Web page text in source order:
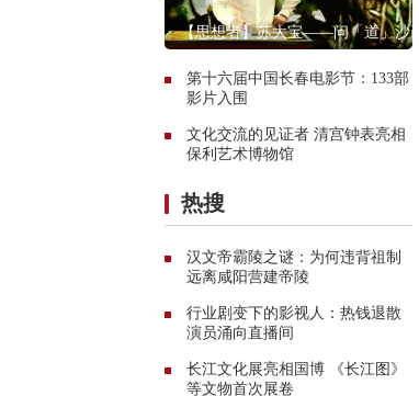
【思想者】苏大宝——问「道」沙画
第十六届中国长春电影节：133部
影片入围
文化交流的见证者 清宫钟表亮相
保利艺术博物馆
热搜
汉文帝霸陵之谜：为何违背祖制
远离咸阳营建帝陵
行业剧变下的影视人：热钱退散
演员涌向直播间
长江文化展亮相国博 《长江图》
等文物首次展卷